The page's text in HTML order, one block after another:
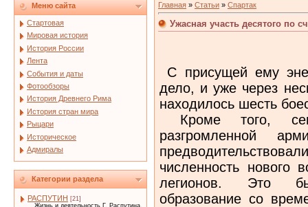
Меню сайта
Стартовая
Мировая история
История России
Лента
События и даты
Фотообзоры
История Древнего Рима
История стран мира
Рыцари
Историческое
Адмиралы
Категории раздела
РАСПУТИН [21]
Жизнь и деятельность Г. Распутина.
Главная » Статьи » Спартак
Ужасная участь десятого по
С присущей ему
дело, и уже через
находилось шесть
Кроме того,
разгромленной
численность нового
легионов. Это
образование со